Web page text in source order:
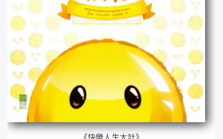
《快樂人生大計》